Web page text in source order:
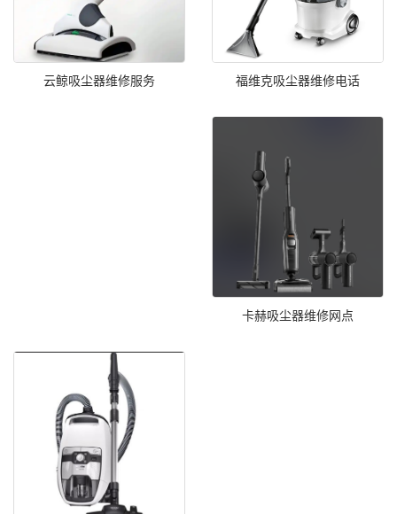
云鲸吸尘器维修服务 福维克吸尘器维修电话
卡赫吸尘器维修网点